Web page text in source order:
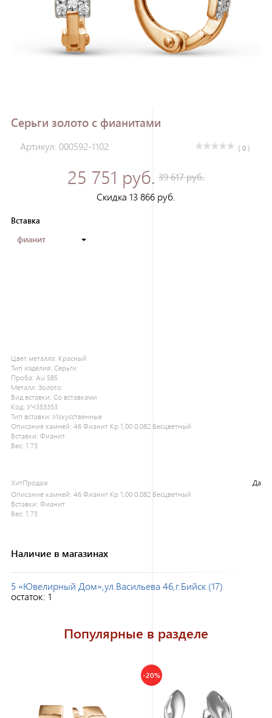
Серьги золото с фианитами
Артикул: 000592-1102 ( 0 )
25 751 руб. 39 617 руб.
Скидка 13 866 руб.
Вставка
фианит
Цвет металла: Красный
Тип изделия: Серьги
Проба: Au 585
Металл: Золото
Вид вставки: Со вставками
Код: УЧ353353
Тип вставки: Искусственные
Описание камней: 46 Фианит Кр 1,00 0,082 Бесцветный
Вставки: Фианит
Вес: 1.73
ХитПродаж
Да
Описание камней: 46 Фианит Кр 1,00 0,082 Бесцветный
Вставки: Фианит
Вес: 1.73
Наличие в магазинах
5 «Ювелирный Дом»,ул.Васильева 46,г.Бийск (17)
остаток: 1
Популярные в разделе
-20%
Зарегистрироваться